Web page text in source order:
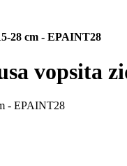
28 cm - EPAINT28
vopsita